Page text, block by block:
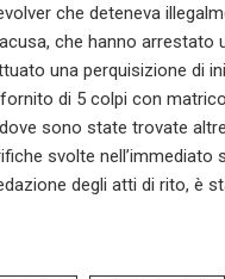
che deteneva
che hanno arrestato
una perquisizione di
di 5 colpi con
dove sono state trovate
svolte
degli atti di rito, è